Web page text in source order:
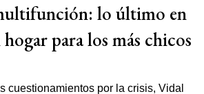
lo último en
para los más chicos